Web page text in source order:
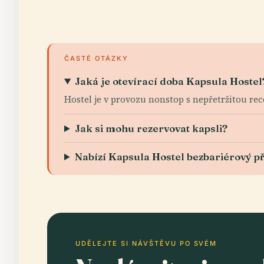
ČASTÉ OTÁZKY
Jaká je otevírací doba Kapsula
Hostel je v provozu nonstop s nepřetržitou
Jak si mohu rezervovat kapsli?
Nabízí Kapsula Hostel bezbariérový
UDĚLEJTE SI NÁVŠTĚVU PO SVÉM